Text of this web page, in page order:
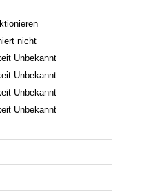
nicht
Unbekannt
Unbekannt
Unbekannt
Unbekannt